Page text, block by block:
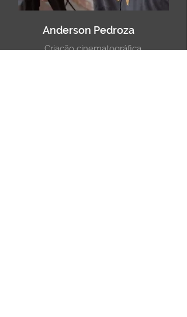
Anderson Pedroza
Criação cinematográfica